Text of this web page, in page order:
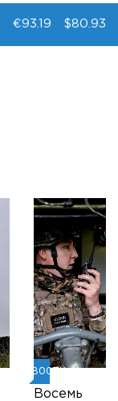
€93.19 $80.93
НОВОСТИ
Восемь